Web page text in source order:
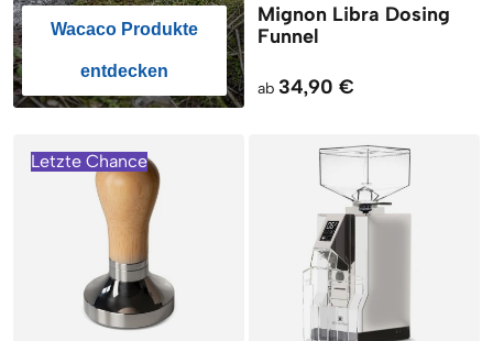
Wacaco Produkte
entdecken
Mignon Libra Dosing
Funnel
ab 34,90 €
Letzte Chance